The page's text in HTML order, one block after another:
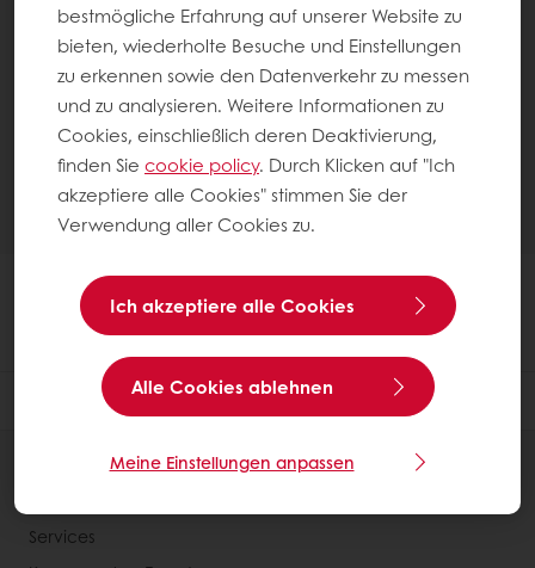
bestmögliche Erfahrung auf unserer Website zu
bieten, wiederholte Besuche und Einstellungen
zu erkennen sowie den Datenverkehr zu messen
und zu analysieren. Weitere Informationen zu
Cookies, einschließlich deren Deaktivierung,
finden Sie cookie policy. Durch Klicken auf "Ich
akzeptiere alle Cookies" stimmen Sie der
Verwendung aller Cookies zu.
Ich akzeptiere alle Cookies
Alle Cookies ablehnen
Meine Einstellungen anpassen
Alle Produkte
Services